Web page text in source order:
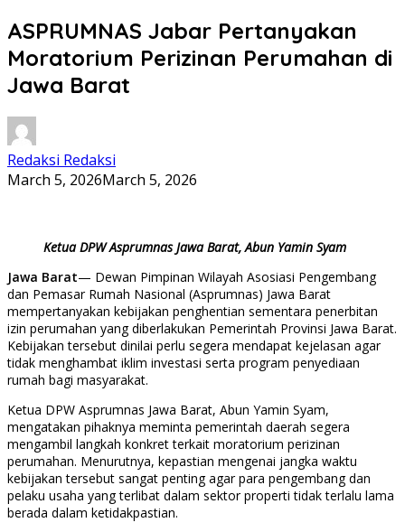
ASPRUMNAS Jabar Pertanyakan
Moratorium Perizinan Perumahan di
Jawa Barat
Redaksi Redaksi
March 5, 2026March 5, 2026
Ketua DPW Asprumnas Jawa Barat, Abun Yamin Syam
Jawa Barat— Dewan Pimpinan Wilayah Asosiasi Pengembang
dan Pemasar Rumah Nasional (Asprumnas) Jawa Barat
mempertanyakan kebijakan penghentian sementara penerbitan
izin perumahan yang diberlakukan Pemerintah Provinsi Jawa Barat.
Kebijakan tersebut dinilai perlu segera mendapat kejelasan agar
tidak menghambat iklim investasi serta program penyediaan
rumah bagi masyarakat.
Ketua DPW Asprumnas Jawa Barat, Abun Yamin Syam,
mengatakan pihaknya meminta pemerintah daerah segera
mengambil langkah konkret terkait moratorium perizinan
perumahan. Menurutnya, kepastian mengenai jangka waktu
kebijakan tersebut sangat penting agar para pengembang dan
pelaku usaha yang terlibat dalam sektor properti tidak terlalu lama
berada dalam ketidakpastian.